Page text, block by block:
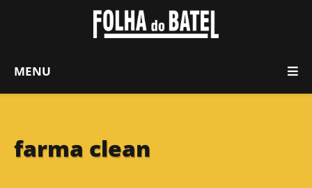
MENU
farma clean